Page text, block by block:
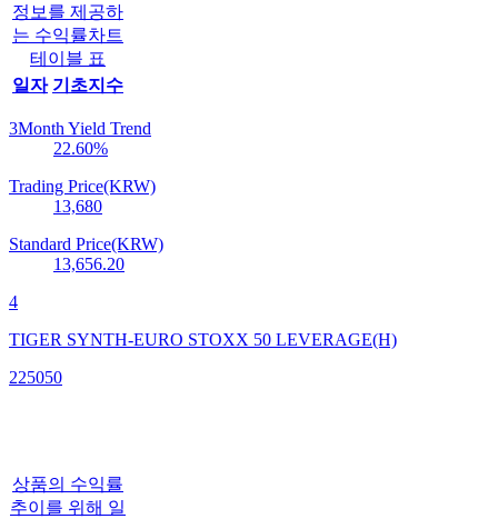
정보를 제공하
는 수익률차트
테이블 표
일자 기초지수
3Month Yield Trend
22.60%
Trading Price(KRW)
13,680
Standard Price(KRW)
13,656.20
4
TIGER SYNTH-EURO STOXX 50 LEVERAGE(H)
225050
상품의 수익률
추이를 위해 일